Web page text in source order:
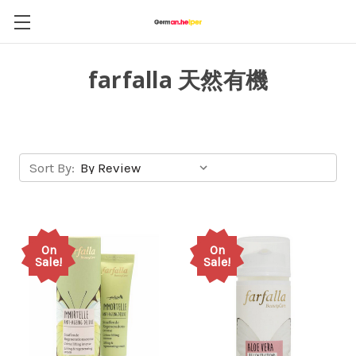
farfalla 天然有機
Sort By:
On
Sale!
On
Sale!